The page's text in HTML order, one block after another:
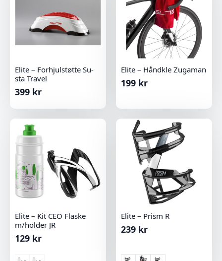
Elite – Forhjulstøtte Su-
sta Travel
399 kr
Elite – Håndkle Zugaman
199 kr
Elite – Kit CEO Flaske
m/holder JR
129 kr
Elite – Prism R
239 kr